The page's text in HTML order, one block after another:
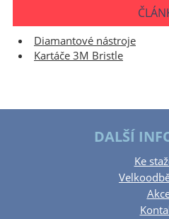
Diamantové nástroje
Kartáče 3M Bristle
DALŠÍ
Ke